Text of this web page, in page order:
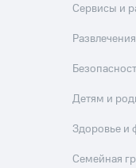
Сервисы и
Развлечения
Детям и
Здоровье и
Семейная